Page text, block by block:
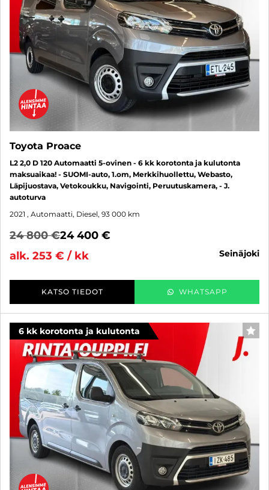
Toyota Proace
L2 2,0 D 120 Automaatti 5-ovinen - 6 kk korotonta ja kulutonta
maksuaikaa! - SUOMI-auto, 1.om, Merkkihuollettu, Webasto,
Läpijuostava, Vetokoukku, Navigointi, Peruutuskamera, - J.
autoturva
2021 , Automaatti, Diesel, 93 000 km
24 800 €24 400 €
alk. 253 € / kk
seinäjoki
KATSO TIEDOT WHATSAPP
6 kk korotonta ja kulutonta